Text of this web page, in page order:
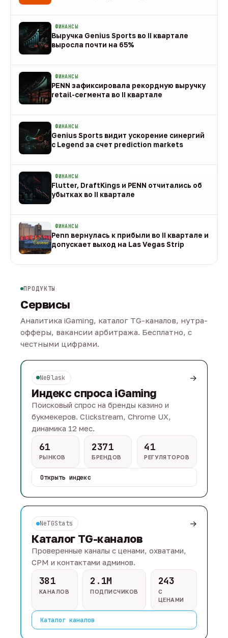
ФИНАНСЫ
Выручка Genius Sports во II квартале
выросла почти на 65%
ФИНАНСЫ
PENN зафиксировала рекордную выручку
retail-сегмента во II квартале
ФИНАНСЫ
Genius Sports видит ускорение синергий
с Legend за счет prediction markets
ФИНАНСЫ
Flutter, DraftKings и PENN отчитались об
убытках во II квартале
ФИНАНСЫ
Penn вернулась к прибыли во II квартале и
допускает выход на Las Vegas Strip
ПРОДУКТЫ
Сервисы
Аналитика iGaming, каталог TG-каналов, нутра-
офферы, вакансии арбитража. Бесплатно, с
честными цифрами.
NeBlask →
Индекс спроса iGaming
Поисковый спрос на бренды казино и
букмекеров. Clickstream, Chrome UX,
динамика 12 мес.
61
РЫНКОВ
2371
БРЕНДОВ
41
РЕГУЛЯТОРОВ
Открыть индекс
NeTGStats →
Каталог TG-каналов
Проверенные каналы с ценами, охватами,
CPM и контактами админов.
381
КАНАЛОВ
2.1M
ПОДПИСЧИКОВ
243
С
ЦЕНАМИ
Каталог каналов